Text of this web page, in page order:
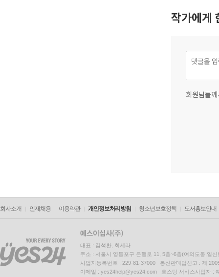
작가에게
회원님들
회사소개 인재채용 이용약관 개인정보처리방침 청소년보호정책 도서홍보안내
대표 : 김석환, 최세라
주소 : 서울시 영등포구 은행로 11, 5층~6층(여의도동,일신
사업자등록번호 : 229-81-37000 통신판매업신고 : 제
이메일 : yes24help@yes24.com 호스팅 서비스사업자 :